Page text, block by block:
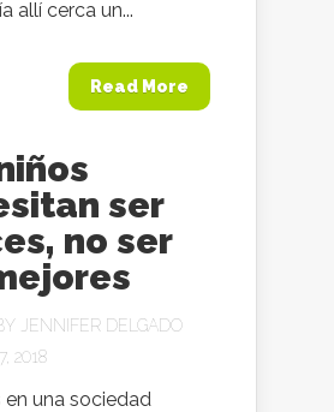
allí cerca un...
Read More
ser
no ser
JENNIFER DELGADO
2018
en una sociedad